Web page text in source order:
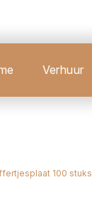
Verhuur
100 stuks